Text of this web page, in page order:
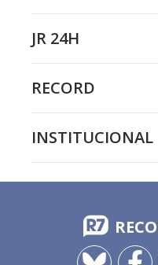
JR 24H
RECORD
INSTITUCIONAL